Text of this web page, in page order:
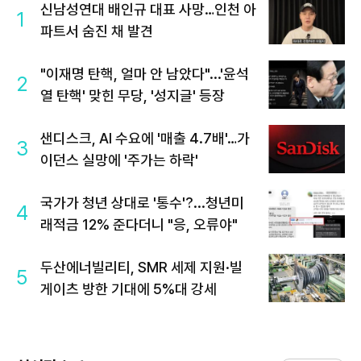
1
신남성연대 배인규 대표 사망…인천 아
파트서 숨진 채 발견
2
"이재명 탄핵, 얼마 안 남았다"...'윤석
열 탄핵' 맞힌 무당, '성지글' 등장
3
샌디스크, AI 수요에 '매출 4.7배'…가
이던스 실망에 '주가는 하락'
4
국가가 청년 상대로 '통수'?...청년미
래적금 12% 준다더니 "응, 오류야"
5
두산에너빌리티, SMR 세제 지원·빌
게이츠 방한 기대에 5%대 강세